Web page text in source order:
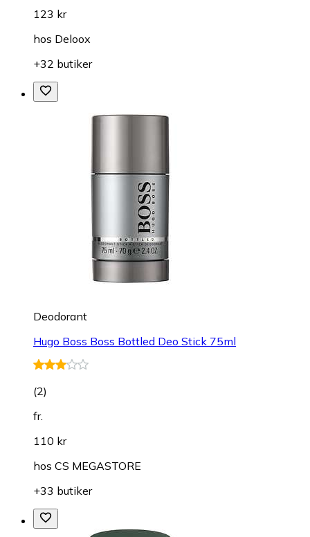
123 kr
hos Deloox
+32 butiker
Deodorant
Hugo Boss Boss Bottled Deo Stick 75ml
(2)
fr.
110 kr
hos CS MEGASTORE
+33 butiker